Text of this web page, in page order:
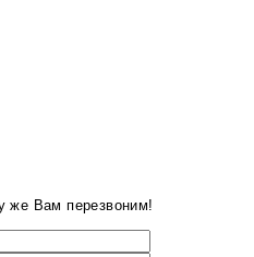
же Вам перезвоним!